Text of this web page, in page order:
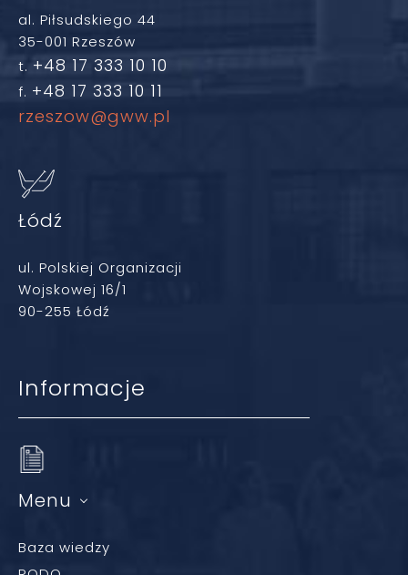
al. Piłsudskiego 44
35-001 Rzeszów
t. +48 17 333 10 10
f. +48 17 333 10 11
rzeszow@gww.pl
Łódź
ul. Polskiej Organizacji
Wojskowej 16/1
90-255 Łódź
Informacje
Menu
Baza wiedzy